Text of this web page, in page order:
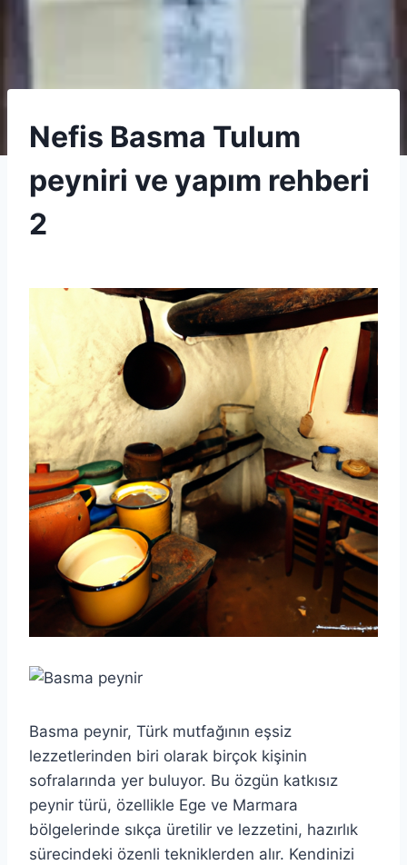
SPECIALTY
CHEESE
Nefis Basma Tulum
peyniri ve yapım rehberi
2
Admin
Basma peynir, Türk mutfağının eşsiz
lezzetlerinden biri olarak birçok kişinin
sofralarında yer buluyor. Bu özgün katkısız
peynir türü, özellikle Ege ve Marmara
bölgelerinde sıkça üretilir ve lezzetini, hazırlık
sürecindeki özenli tekniklerden alır. Kendinizi